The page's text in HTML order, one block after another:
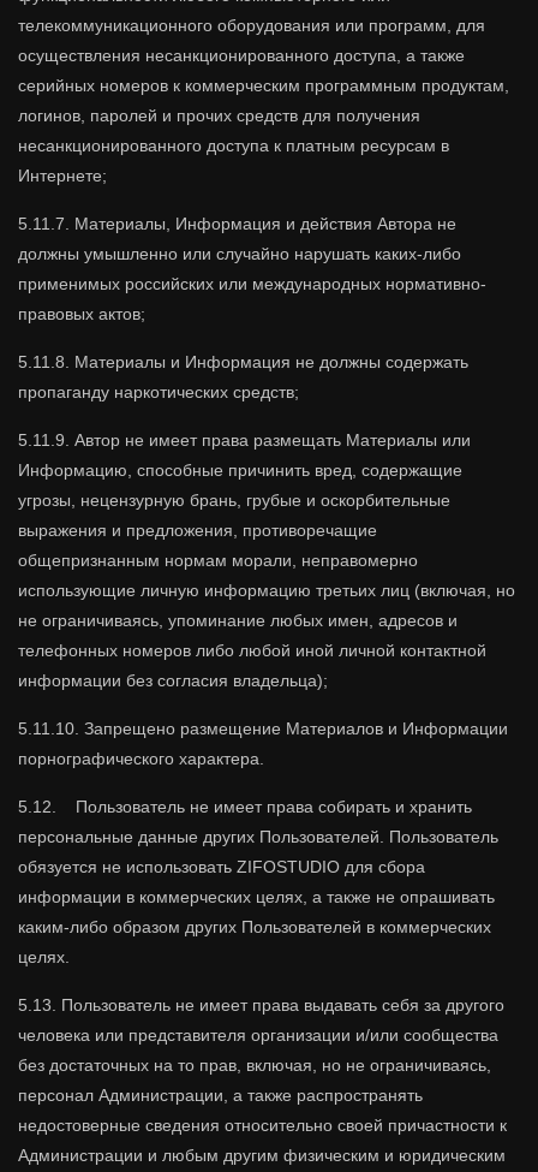
телекоммуникационного оборудования или программ, для
осуществления несанкционированного доступа, а также
серийных номеров к коммерческим программным продуктам,
логинов, паролей и прочих средств для получения
несанкционированного доступа к платным ресурсам в
Интернете;
5.11.7. Материалы, Информация и действия Автора не
должны умышленно или случайно нарушать каких-либо
применимых российских или международных нормативно-
правовых актов;
5.11.8. Материалы и Информация не должны содержать
пропаганду наркотических средств;
5.11.9. Автор не имеет права размещать Материалы или
Информацию, способные причинить вред, содержащие
угрозы, нецензурную брань, грубые и оскорбительные
выражения и предложения, противоречащие
общепризнанным нормам морали, неправомерно
использующие личную информацию третьих лиц (включая, но
не ограничиваясь, упоминание любых имен, адресов и
телефонных номеров либо любой иной личной контактной
информации без согласия владельца);
5.11.10. Запрещено размещение Материалов и Информации
порнографического характера.
5.12. Пользователь не имеет права собирать и хранить
персональные данные других Пользователей. Пользователь
обязуется не использовать ZIFOSTUDIO для сбора
информации в коммерческих целях, а также не опрашивать
каким-либо образом других Пользователей в коммерческих
целях.
5.13. Пользователь не имеет права выдавать себя за другого
человека или представителя организации и/или сообщества
без достаточных на то прав, включая, но не ограничиваясь,
персонал Администрации, а также распространять
недостоверные сведения относительно своей причастности к
Администрации и любым другим физическим и юридическим